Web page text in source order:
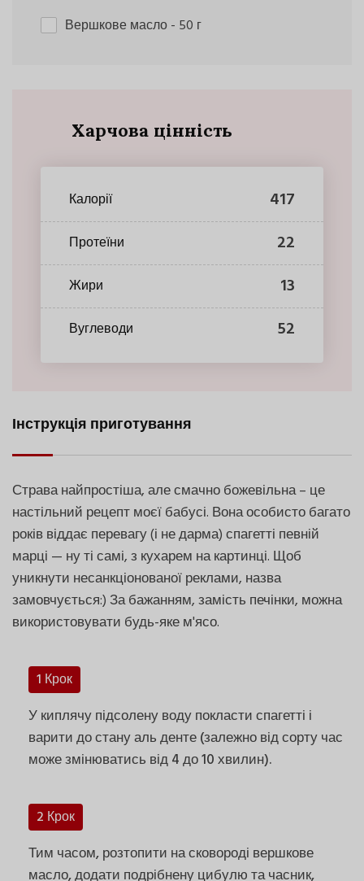
Вершкове масло- 50 г
Харчова цінність
Калорії 417
Протеїни 22
Жири 13
Вуглеводи 52
Інструкція приготування
Страва найпростіша, але смачно божевільна – це
настільний рецепт моєї бабусі. Вона особисто багато
років віддає перевагу (і не дарма) спагетті певній
марці — ну ті самі, з кухарем на картинці. Щоб
уникнути несанкціонованої реклами, назва
замовчується:) За бажанням, замість печінки, можна
використовувати будь-яке м'ясо.
1 Крок
У киплячу підсолену воду покласти спагетті і
варити до стану аль денте (залежно від сорту час
може змінюватись від 4 до 10 хвилин).
2 Крок
Тим часом, розтопити на сковороді вершкове
масло, додати подрібнену цибулю та часник,